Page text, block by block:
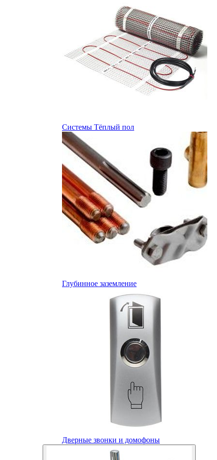
Системы Тёплый пол
Глубинное заземление
Дверные звонки и домофоны